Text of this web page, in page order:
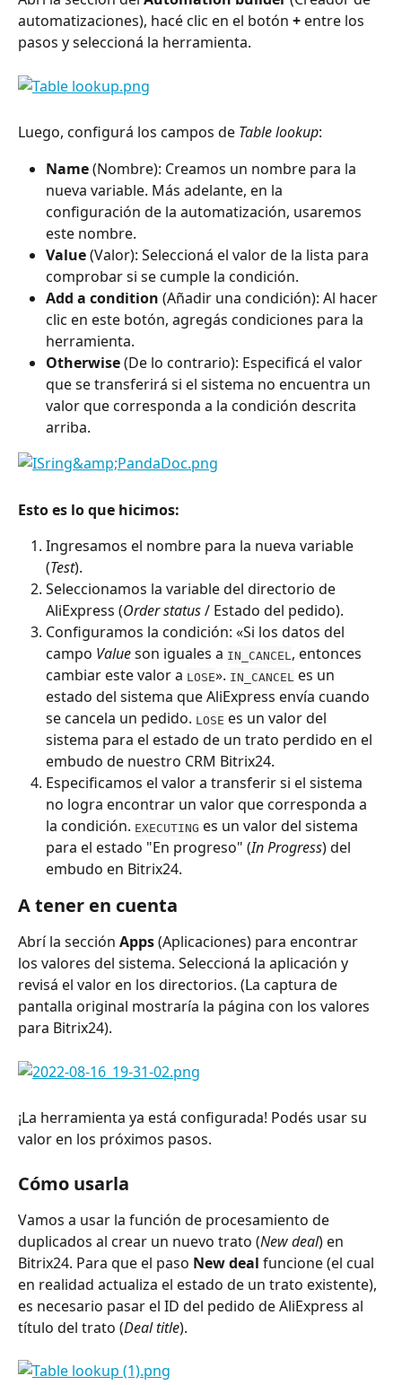
automatizaciones), hacé clic en el botón + entre los
pasos y seleccioná la herramienta.
Luego, configurá los campos de Table lookup:
Name (Nombre): Creamos un nombre para la
nueva variable. Más adelante, en la
configuración de la automatización, usaremos
este nombre.
Value (Valor): Seleccioná el valor de la lista para
comprobar si se cumple la condición.
Add a condition (Añadir una condición): Al hacer
clic en este botón, agregás condiciones para la
herramienta.
Otherwise (De lo contrario): Especificá el valor
que se transferirá si el sistema no encuentra un
valor que corresponda a la condición descrita
arriba.
Esto es lo que hicimos:
Ingresamos el nombre para la nueva variable
(Test).
Seleccionamos la variable del directorio de
AliExpress (Order status / Estado del pedido).
Configuramos la condición: «Si los datos del
campo Value son iguales a IN_CANCEL , entonces
cambiar este valor a LOSE». IN_CANCEL es un
estado del sistema que AliExpress envía cuando
se cancela un pedido. LOSE es un valor del
sistema para el estado de un trato perdido en el
embudo de nuestro CRM Bitrix24.
Especificamos el valor a transferir si el sistema
no logra encontrar un valor que corresponda a
la condición. EXECUTING es un valor del sistema
para el estado "En progreso" (In Progress) del
embudo en Bitrix24.
A tener en cuenta
Abrí la sección Apps (Aplicaciones) para encontrar
los valores del sistema. Seleccioná la aplicación y
revisá el valor en los directorios. (La captura de
pantalla original mostraría la página con los valores
para Bitrix24).
¡La herramienta ya está configurada! Podés usar su
valor en los próximos pasos.
Cómo usarla
Vamos a usar la función de procesamiento de
duplicados al crear un nuevo trato (New deal) en
Bitrix24. Para que el paso New deal funcione (el cual
en realidad actualiza el estado de un trato existente),
es necesario pasar el ID del pedido de AliExpress al
título del trato (Deal title).